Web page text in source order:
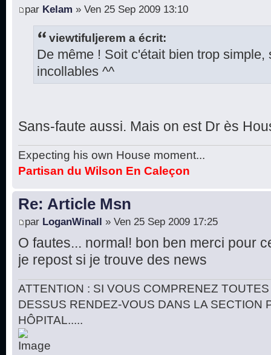
par Kelam » Ven 25 Sep 2009 13:10
viewtifuljerem a écrit:
De même ! Soit c'était bien trop simple,
incollables ^^
Sans-faute aussi. Mais on est Dr ès
Expecting his own House moment...
Partisan du Wilson En Caleçon
Re: Article Msn
par LoganWinall » Ven 25 Sep 2009 17:25
O fautes... normal! bon ben merci pour
je repost si je trouve des news
ATTENTION : SI VOUS COMPRENEZ
DESSUS RENDEZ-VOUS DANS LA SECTION
HÔPITAL.....